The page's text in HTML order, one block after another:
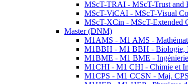
MScT-TRAI - MScT-Trust and
MScT-ViCAI - MScT-Visual
MScT-XCin - MScT-Extended
Master (DNM)
M1AMS - M1 AMS -
M1BBH - M1 BBH - Biologie,
M1BME - M1 BME -
M1CHI - M1 CHI - Chimie et
M1CPS - M1 CCSN - Maj.